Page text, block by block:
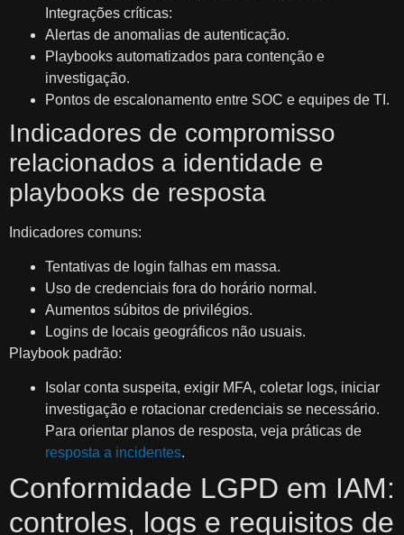
Integrações críticas:
Alertas de anomalias de autenticação.
Playbooks automatizados para contenção e
investigação.
Pontos de escalonamento entre SOC e equipes de TI.
Indicadores de compromisso
relacionados a identidade e
playbooks de resposta
Indicadores comuns:
Tentativas de login falhas em massa.
Uso de credenciais fora do horário normal.
Aumentos súbitos de privilégios.
Logins de locais geográficos não usuais.
Playbook padrão:
Isolar conta suspeita, exigir MFA, coletar logs, iniciar
investigação e rotacionar credenciais se necessário.
Para orientar planos de resposta, veja práticas de
resposta a incidentes.
Conformidade LGPD em IAM:
controles, logs e requisitos de